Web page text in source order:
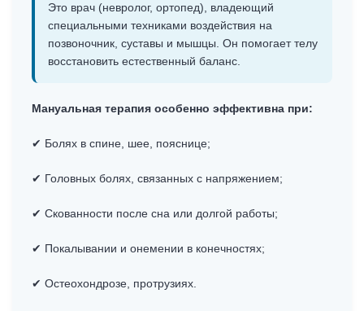
Это врач (невролог, ортопед), владеющий
специальными техниками воздействия на
позвоночник, суставы и мышцы. Он помогает телу
восстановить естественный баланс.
Мануальная терапия особенно эффективна при:
✔ Болях в спине, шее, пояснице;
✔ Головных болях, связанных с напряжением;
✔ Скованности после сна или долгой работы;
✔ Покалывании и онемении в конечностях;
✔ Остеохондрозе, протрузиях.